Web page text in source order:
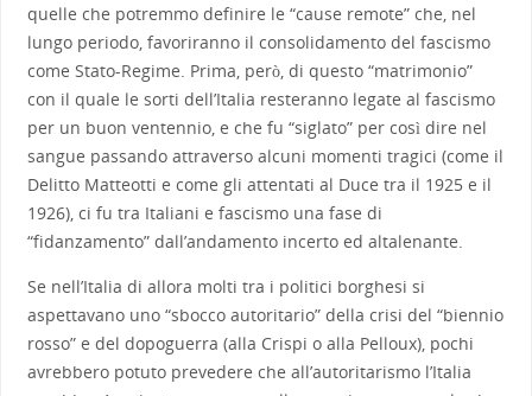
quelle che potremmo definire le “cause remote” che, nel
lungo periodo, favoriranno il consolidamento del fascismo
come Stato-Regime. Prima, però, di questo “matrimonio”
con il quale le sorti dell’Italia resteranno legate al fascismo
per un buon ventennio, e che fu “siglato” per così dire nel
sangue passando attraverso alcuni momenti tragici (come il
Delitto Matteotti e come gli attentati al Duce tra il 1925 e il
1926), ci fu tra Italiani e fascismo una fase di
“fidanzamento” dall’andamento incerto ed altalenante.
Se nell’Italia di allora molti tra i politici borghesi si
aspettavano uno “sbocco autoritario” della crisi del “biennio
rosso” e del dopoguerra (alla Crispi o alla Pelloux), pochi
avrebbero potuto prevedere che all’autoritarismo l’Italia